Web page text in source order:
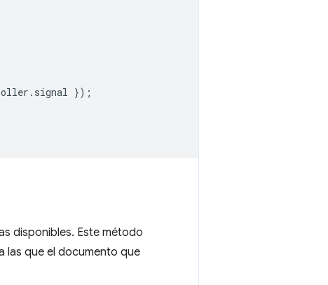
. signal });
disponibles. Este método
las que el documento que